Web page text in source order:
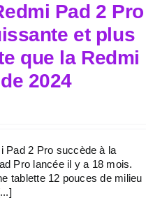
Pad 2 Pro
et plus
que la Redmi
2024
Pad 2 Pro succède à la
Pro lancée il y a 18 mois.
tablette 12 pouces de milieu